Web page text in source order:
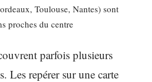
Toulouse, Nantes) sont
proches du centre
parfois plusieurs
Les repérer sur une carte